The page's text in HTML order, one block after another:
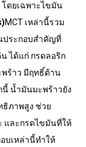
ดยเฉพาะไขมัน
MCT เหล่านี้รวม
ประกอบสำคัญที่
ได้แก่ กรดลอริก
ร้าว มีฤทธิ์ต้าน
นี้ น้ำมันมะพร้าวยัง
ภาพสูง ช่วย
และกรดไขมันที่ให้
บเหล่านี้ทำให้